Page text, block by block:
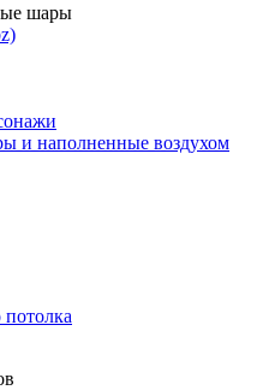
шары
и наполненные воздухом